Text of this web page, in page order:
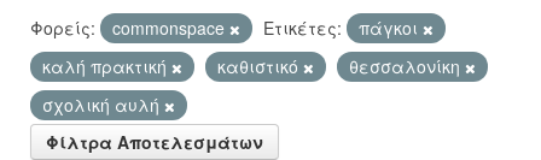
Φορείς: commonspace Ετικέτες:
πάγκοι
καλή πρακτική
καθιστικό
θεσσαλονίκη
σχολική αυλή
Φίλτρα Αποτελεσμάτων